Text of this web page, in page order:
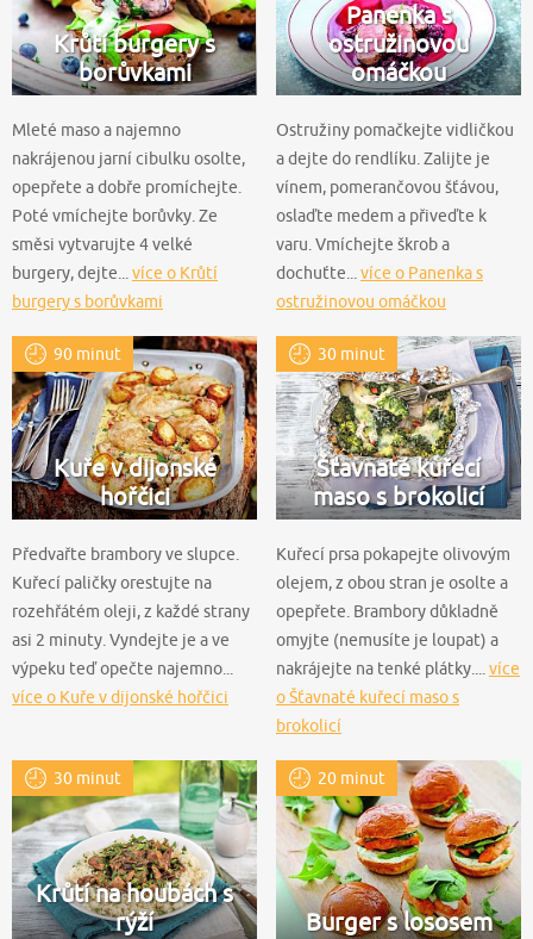
Krůtí burgery s
borůvkami
Mleté maso a najemno
nakrájenou jarní cibulku osolte,
opepřete a dobře promíchejte.
Poté vmíchejte borůvky. Ze
směsi vytvarujte 4 velké
burgery, dejte... více o Krůtí
burgery s borůvkami
Panenka s
ostružinovou
omáčkou
Ostružiny pomačkejte vidličkou
a dejte do rendlíku. Zalijte je
vínem, pomerančovou šťávou,
oslaďte medem a přiveďte k
varu. Vmíchejte škrob a
dochuťte... více o Panenka s
ostružinovou omáčkou
90 minut
Kuře v dijonské
hořčici
Předvařte brambory ve slupce.
Kuřecí paličky orestujte na
rozehřátém oleji, z každé strany
asi 2 minuty. Vyndejte je a ve
výpeku teď opečte najemno...
více o Kuře v dijonské hořčici
30 minut
Šťavnaté kuřecí
maso s brokolicí
Kuřecí prsa pokapejte olivovým
olejem, z obou stran je osolte a
opepřete. Brambory důkladně
omyjte (nemusíte je loupat) a
nakrájejte na tenké plátky....více
o Šťavnaté kuřecí maso s
brokolicí
30 minut
Krůtí na houbách s
rýží
20 minut
Burger s lososem